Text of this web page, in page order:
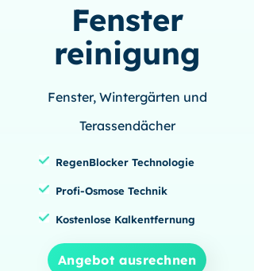
Fenster
reinigung
Fenster, Wintergärten und
Terassendächer
RegenBlocker Technologie
Profi-Osmose Technik
Kostenlose Kalkentfernung
Angebot ausrechnen